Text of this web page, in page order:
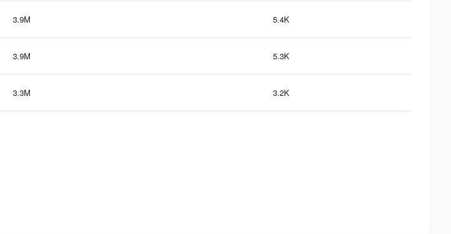
3.9M 5.4K
3.9M 5.3K
3.3M 3.2K